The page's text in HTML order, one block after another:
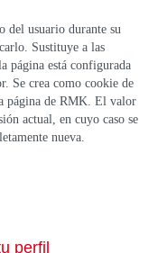
del usuario durante su
Sustituye a las
página está configurada
Se crea como cookie de
página de RMK. El valor
actual, en cuyo caso se
nueva.
perfil